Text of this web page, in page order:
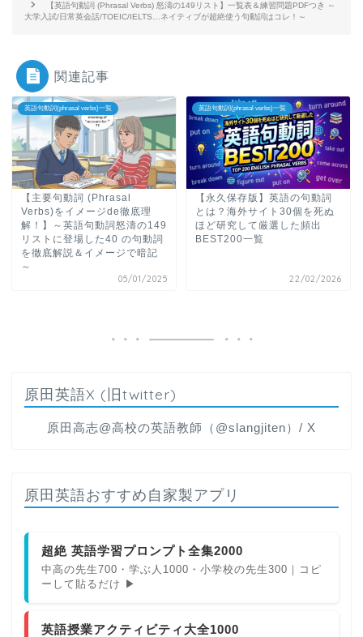
【英語句動詞 (Phrasal Verbs) 怒濤の149リスト】一覧表＆練習問題PDFつき ～
大学入試/日常英会話/TOEIC/IELTS…ネイティブが超絶使う句動詞はコレ！～
関連記事
英語句動詞(phrasal verbs)一覧
【主要句動詞 (Phrasal
Verbs)をイメージde徹底理
解！】～英語句動詞怒濤の149
リストに登場した40 の句動詞
を徹底解説＆イメージで暗記
～
05/01/2025
英語句動詞(phrasal verbs)一覧
【永久保存版】英語の句動詞
とは？海外サイト30個を死ぬ
ほど研究して厳選した頻出
BEST200一覧
22/02/2026
原田英語X (旧twitter)
原田高志@高校の英語教師（@slangjiten）/ X
原田英語おすすめ自家製アプリ
超絶 英語学習プロンプト全集2000
中高の先生700・学ぶ人1000・小学校の先生300｜コピ
ーして貼るだけ ▶
英語授業アクティビティ大全1000